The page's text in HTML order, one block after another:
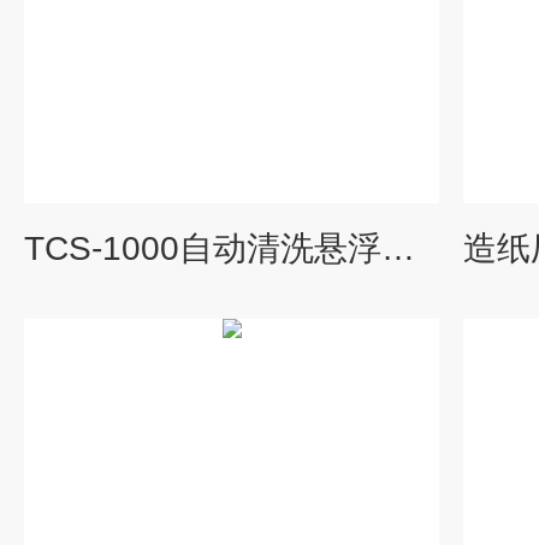
TCS-1000自动清洗悬浮物传感器